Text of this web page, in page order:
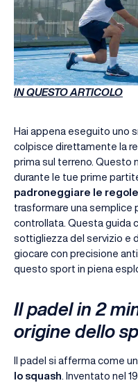
IN QUESTO ARTICOLO
Hai appena eseguito uno
colpisce direttamente la
prima sul terreno. Questo
durante le tue prime
padroneggiare le
trasformare una semplice
controllata. Questa guida
sottigliezza del servizio e
giocare con precisione
questo sport in piena
Il padel in 2
origine dello
Il padel si afferma come un
lo squash . Inventato nel